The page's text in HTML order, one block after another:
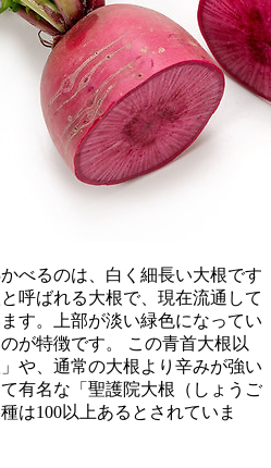
べるのは、白く細長い大根です
呼ばれる大根で、現在流通して
す。上部が淡い緑色になってい
が特徴です。 この青首大根以
や、通常の大根より辛みが強い
有名な「聖護院大根（しょうご
は100以上あるとされていま